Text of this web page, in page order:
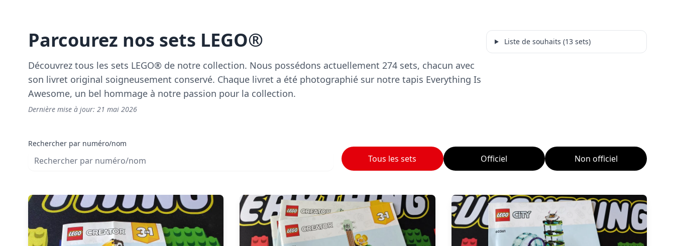
Parcourez nos sets LEGO®
Découvrez tous les sets LEGO® de notre collection. Nous possédons actuellement 274 sets, chacun avec
son livret original soigneusement conservé. Chaque livret a été photographié sur notre tapis Everything Is
Awesome, un bel hommage à notre passion pour la collection.
Dernière mise à jour: 21 mai 2026
Liste de souhaits (13 sets)
Rechercher par numéro/nom
Tous les sets Officiel Non officiel